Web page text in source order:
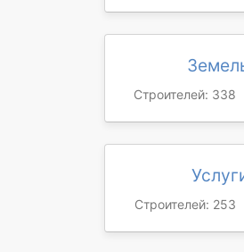
Строителей: 338
Строителей: 253